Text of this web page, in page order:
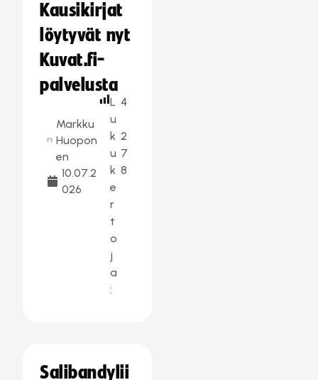
Kausikirjat
löytyvät nyt
Kuvat.fi-
palvelusta
Markku
Huopon
en
10.07.2
026
L
u
k
u
k
e
r
t
o
j
a
:
4
2
7
8
Salibandylii